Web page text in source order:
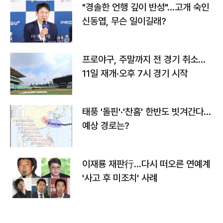
"경솔한 언행 깊이 반성"…고개 숙인
신동엽, 무슨 일이길래?
프로야구, 주말까지 전 경기 취소…
11일 재개·오후 7시 경기 시작
태풍 '돌핀'·'찬홈' 한반도 빗겨간다…
예상 경로는?
이재룡 재판行…다시 떠오른 연예계
'사고 후 미조치' 사례